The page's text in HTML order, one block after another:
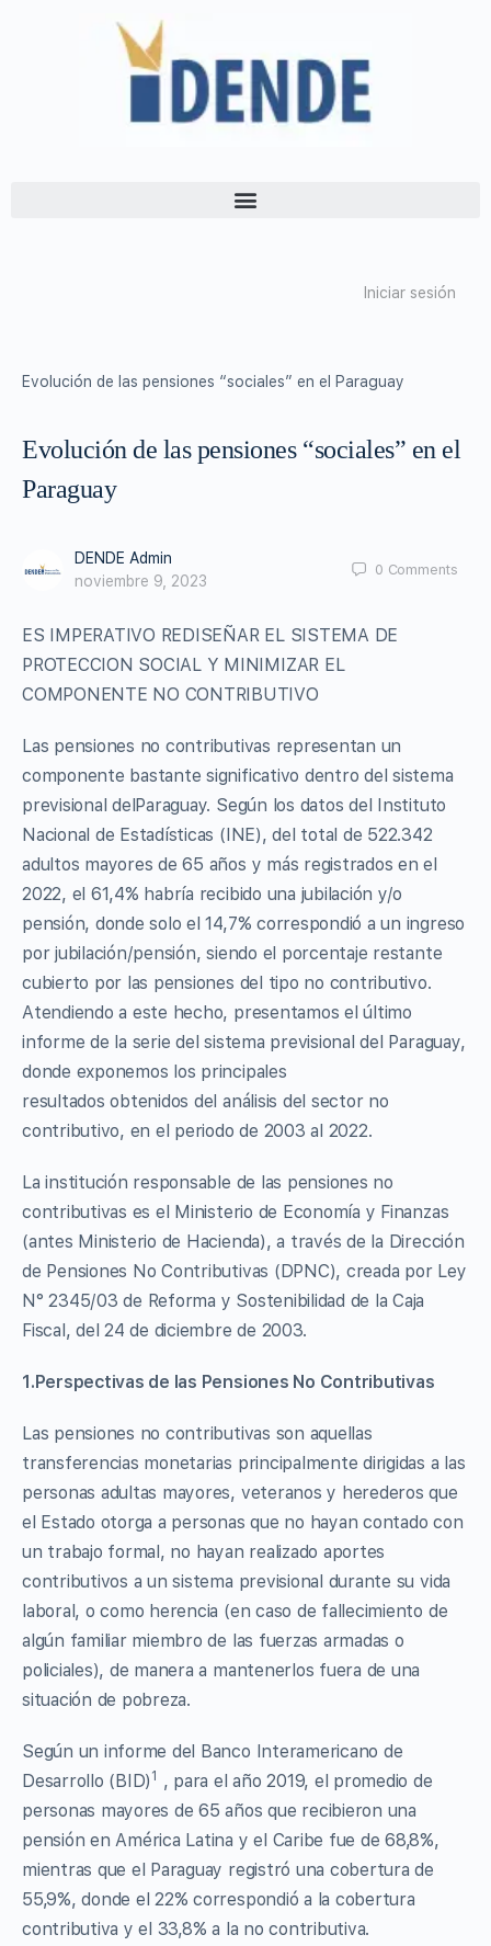
Iniciar sesión
Evolución de las pensiones “sociales” en el Paraguay
Evolución de las pensiones “sociales” en el
Paraguay
DENDE Admin
noviembre 9, 2023
0 Comments
ES IMPERATIVO REDISEÑAR EL SISTEMA DE
PROTECCION SOCIAL Y MINIMIZAR EL
COMPONENTE NO CONTRIBUTIVO
Las pensiones no contributivas representan un
componente bastante significativo dentro del sistema
previsional delParaguay. Según los datos del Instituto
Nacional de Estadísticas (INE), del total de 522.342
adultos mayores de 65 años y más registrados en el
2022, el 61,4% habría recibido una jubilación y/o
pensión, donde solo el 14,7% correspondió a un ingreso
por jubilación/pensión, siendo el porcentaje restante
cubierto por las pensiones del tipo no contributivo.
Atendiendo a este hecho, presentamos el último
informe de la serie del sistema previsional del Paraguay,
donde exponemos los principales
resultados obtenidos del análisis del sector no
contributivo, en el periodo de 2003 al 2022.
La institución responsable de las pensiones no
contributivas es el Ministerio de Economía y Finanzas
(antes Ministerio de Hacienda), a través de la Dirección
de Pensiones No Contributivas (DPNC), creada por Ley
N° 2345/03 de Reforma y Sostenibilidad de la Caja
Fiscal, del 24 de diciembre de 2003.
1.Perspectivas de las Pensiones No Contributivas
Las pensiones no contributivas son aquellas
transferencias monetarias principalmente dirigidas a las
personas adultas mayores, veteranos y herederos que
el Estado otorga a personas que no hayan contado con
un trabajo formal, no hayan realizado aportes
contributivos a un sistema previsional durante su vida
laboral, o como herencia (en caso de fallecimiento de
algún familiar miembro de las fuerzas armadas o
policiales), de manera a mantenerlos fuera de una
situación de pobreza.
Según un informe del Banco Interamericano de
Desarrollo (BID) 1 , para el año 2019, el promedio de
personas mayores de 65 años que recibieron una
pensión en América Latina y el Caribe fue de 68,8%,
mientras que el Paraguay registró una cobertura de
55,9%, donde el 22% correspondió a la cobertura
contributiva y el 33,8% a la no contributiva.